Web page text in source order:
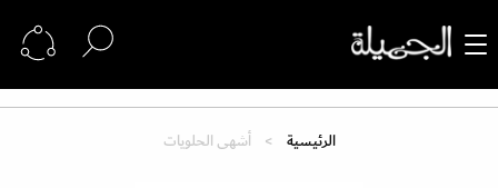
الرئيسية أشهى الحلويات